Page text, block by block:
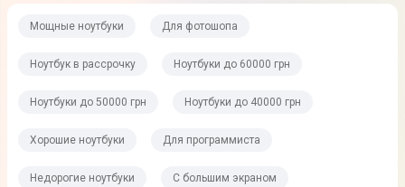
Мощные ноутбуки Для фотошопа
Ноутбук в рассрочку Ноутбуки до 60000 грн
Ноутбуки до 50000 грн Ноутбуки до 40000 грн
Хорошие ноутбуки Для программиста
Недорогие ноутбуки С большим экраном